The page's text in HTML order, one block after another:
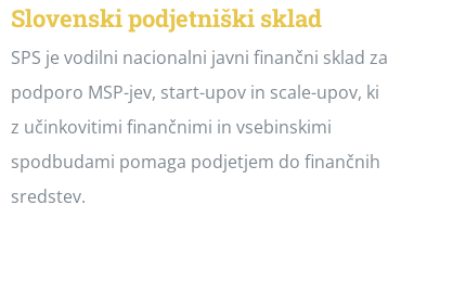
Slovenski podjetniški sklad
SPS je vodilni nacionalni javni finančni sklad za
podporo MSP-jev, start-upov in scale-upov, ki
z učinkovitimi finančnimi in vsebinskimi
spodbudami pomaga podjetjem do finančnih
sredstev.